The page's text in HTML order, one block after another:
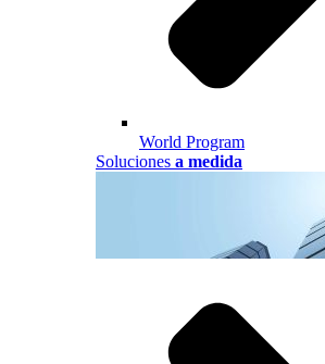
World Program
Soluciones a medida